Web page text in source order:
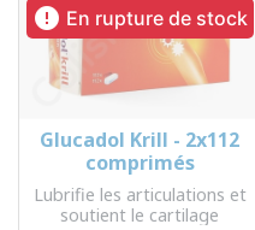
 En rupture de stock
Glucadol Krill - 2x112
comprimés
Lubrifie les articulations et
soutient le cartilage